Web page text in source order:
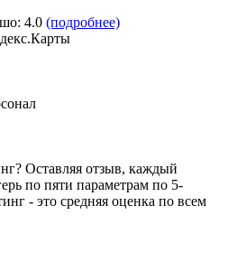
4.0 (подробнее)
Оставляя отзыв, каждый
по пяти параметрам по 5-
- это средняя оценка по всем